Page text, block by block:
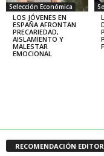
Selección Económica
LOS JÓVENES EN
ESPAÑA AFRONTAN
PRECARIEDAD,
AISLAMIENTO Y
MALESTAR
EMOCIONAL
RECOMENDACIÓN